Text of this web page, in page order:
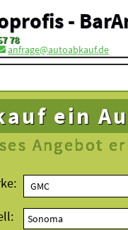
-
78
anfrage@autoabkauf.de
ein
Angebot